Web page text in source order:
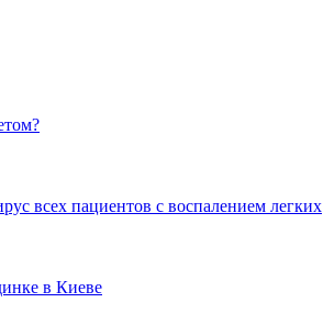
всех пациентов с воспалением легких
в Киеве